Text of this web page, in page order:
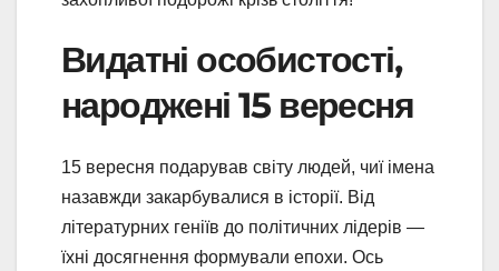
Видатні особистості,
народжені 15 вересня
15 вересня подарував світу людей, чиї імена
назавжди закарбувалися в історії. Від
літературних геніїв до політичних лідерів —
їхні досягнення формували епохи. Ось